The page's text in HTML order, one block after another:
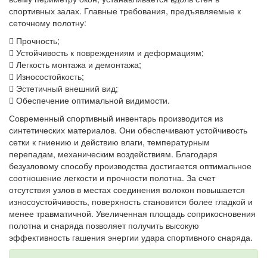
спортивных залах. Главные требования, предъявляемые к
сеточному полотну:
Прочность;
Устойчивость к повреждениям и деформациям;
Легкость монтажа и демонтажа;
Износостойкость;
Эстетичный внешний вид;
Обеспечение оптимальной видимости.
Современный спортивный инвентарь производится из
синтетических материалов. Они обеспечивают устойчивость
сетки к гниению и действию влаги, температурным
перепадам, механическим воздействиям. Благодаря
безузловому способу производства достигается оптимальное
соотношение легкости и прочности полотна. За счет
отсутствия узлов в местах соединения волокон повышается
износоустойчивость, поверхность становится более гладкой и
менее травматичной. Увеличенная площадь соприкосновения
полотна и снаряда позволяет получить высокую
эффективность гашения энергии удара спортивного снаряда.